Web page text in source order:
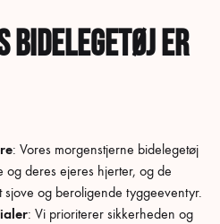
Bidelegetøj er
: Vores morgenstjerne bidelegetøj
og deres ejeres hjerter, og de
sjove og beroligende tyggeeventyr.
: Vi prioriterer sikkerheden og